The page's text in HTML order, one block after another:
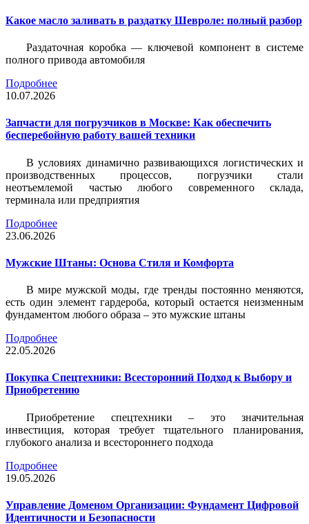
Какое масло заливать в раздатку Шевроле: полный разбор
Раздаточная коробка — ключевой компонент в системе
полного привода автомобиля
Подробнее
10.07.2026
Запчасти для погрузчиков в Москве: Как обеспечить
бесперебойную работу вашей техники
В условиях динамично развивающихся логистических и
производственных процессов, погрузчики стали
неотъемлемой частью любого современного склада,
терминала или предприятия
Подробнее
23.06.2026
Мужские Штаны: Основа Стиля и Комфорта
В мире мужской моды, где тренды постоянно меняются,
есть один элемент гардероба, который остается неизменным
фундаментом любого образа – это мужские штаны
Подробнее
22.05.2026
Покупка Спецтехники: Всесторонний Подход к Выбору и
Приобретению
Приобретение спецтехники – это значительная
инвестиция, которая требует тщательного планирования,
глубокого анализа и всестороннего подхода
Подробнее
19.05.2026
Управление Доменом Организации: Фундамент Цифровой
Идентичности и Безопасности